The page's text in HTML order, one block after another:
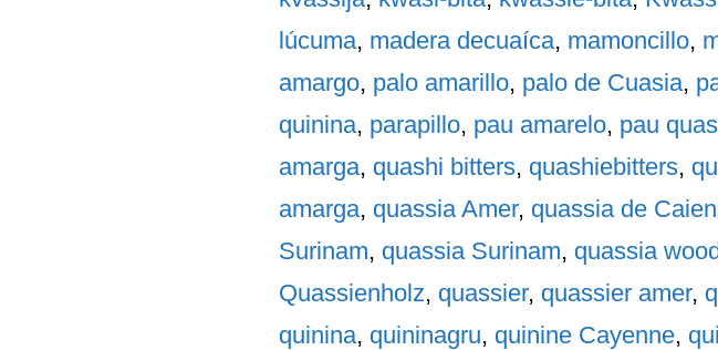
lúcuma, madera decuaíca, mamoncillo,
amargo, palo amarillo, palo de Cuasia,
quinina, parapillo, pau amarelo, pau
amarga, quashi bitters, quashiebitters,
amarga, quassia Amer, quassia de
Surinam, quassia Surinam, quassia
Quassienholz, quassier, quassier amer,
quinina, quininagru, quinine Cayenne,